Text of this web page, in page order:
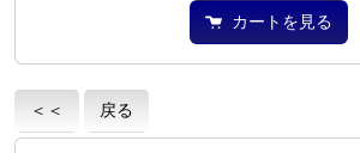
カートを見る
＜＜ 戻る